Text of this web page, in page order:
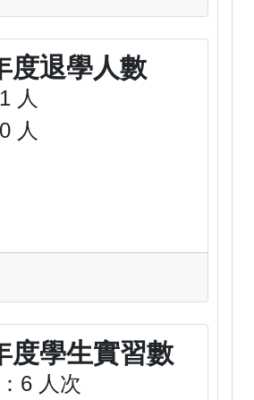
度退學人數
人
人
度學生實習數
6 人次